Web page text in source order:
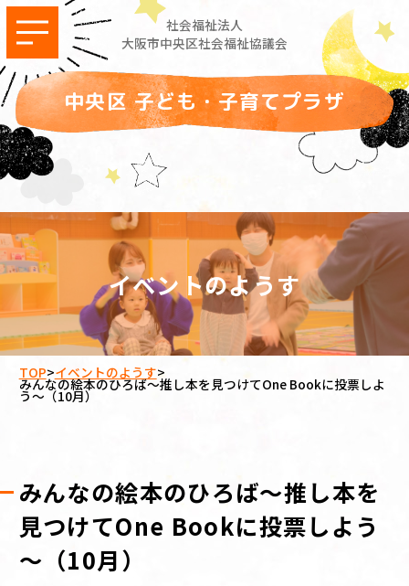
社会福祉法人
大阪市中央区社会福祉協議会
中央区 子ども・子育てプラザ
イベントのようす
TOP>イベントのようす>
みんなの絵本のひろば～推し本を見つけてOne Bookに投票しよ
う～（10月）
みんなの絵本のひろば～推し本を
見つけてOne Bookに投票しよう
～（10月）